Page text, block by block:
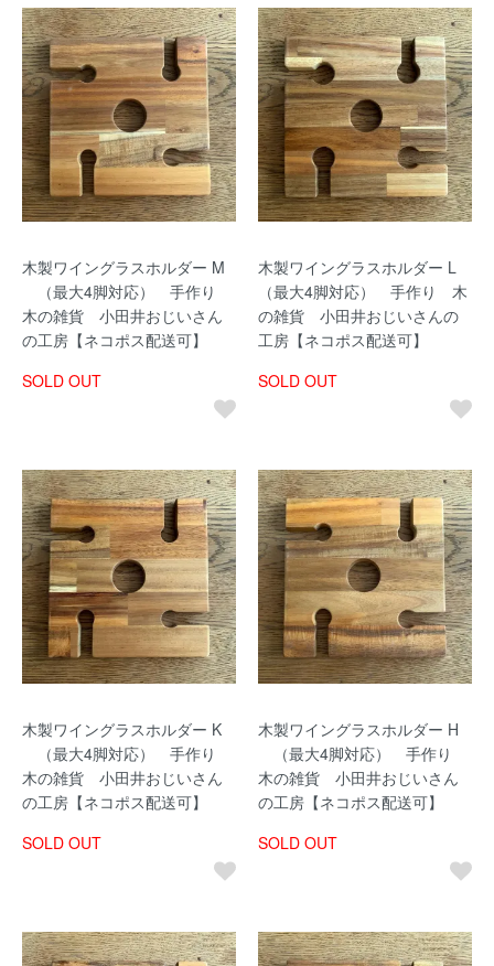
木製ワイングラスホルダー M
（最大4脚対応） 手作り
木の雑貨 小田井おじいさん
の工房【ネコポス配送可】
SOLD OUT
木製ワイングラスホルダー L
（最大4脚対応） 手作り 木
の雑貨 小田井おじいさんの
工房【ネコポス配送可】
SOLD OUT
木製ワイングラスホルダー K
（最大4脚対応） 手作り
木の雑貨 小田井おじいさん
の工房【ネコポス配送可】
SOLD OUT
木製ワイングラスホルダー H
（最大4脚対応） 手作り
木の雑貨 小田井おじいさん
の工房【ネコポス配送可】
SOLD OUT